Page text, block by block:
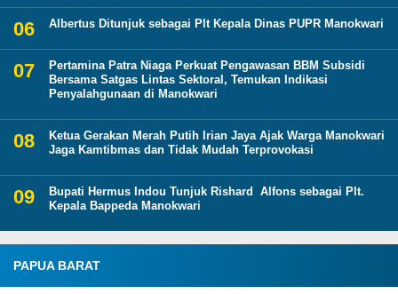
Albertus Ditunjuk sebagai Plt Kepala Dinas PUPR Manokwari
Pertamina Patra Niaga Perkuat Pengawasan BBM Subsidi
Bersama Satgas Lintas Sektoral, Temukan Indikasi
Penyalahgunaan di Manokwari
Ketua Gerakan Merah Putih Irian Jaya Ajak Warga Manokwari
Jaga Kamtibmas dan Tidak Mudah Terprovokasi
Bupati Hermus Indou Tunjuk Rishard Alfons sebagai Plt.
Kepala Bappeda Manokwari
PAPUA BARAT